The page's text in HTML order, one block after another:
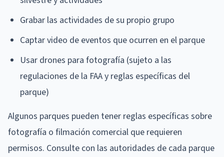
Grabar las actividades de su propio grupo
Captar video de eventos que ocurren en el parque
Usar drones para fotografía (sujeto a las
regulaciones de la FAA y reglas específicas del
parque)
Algunos parques pueden tener reglas específicas sobre
fotografía o filmación comercial que requieren
permisos. Consulte con las autoridades de cada parque